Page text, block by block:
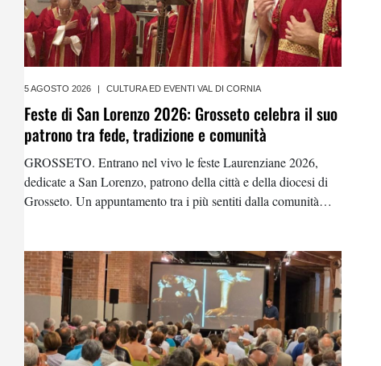
5 AGOSTO 2026 | CULTURA ED EVENTI VAL DI CORNIA
Feste di San Lorenzo 2026: Grosseto celebra il suo
patrono tra fede, tradizione e comunità
GROSSETO. Entrano nel vivo le feste Laurenziane 2026,
dedicate a San Lorenzo, patrono della città e della diocesi di
Grosseto. Un appuntamento tra i più sentiti dalla comunità